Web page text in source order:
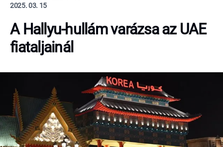
2025. 03. 15
A Hallyu-hullám varázsa az UAE
fiataljainál